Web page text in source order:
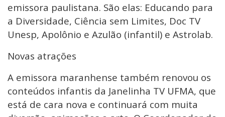
emissora paulistana. São elas: Educando para
a Diversidade, Ciência sem Limites, Doc TV
Unesp, Apolônio e Azulão (infantil) e Astrolab.
Novas atrações
A emissora maranhense também renovou os
conteúdos infantis da Janelinha TV UFMA, que
está de cara nova e continuará com muita